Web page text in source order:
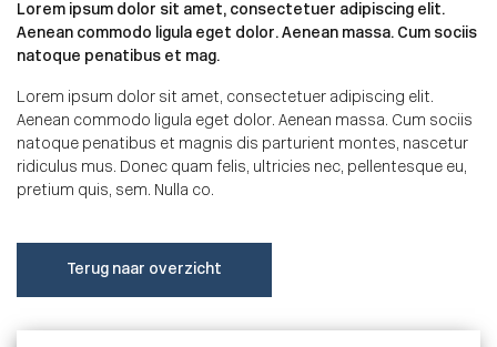
Lorem ipsum dolor sit amet, consectetuer adipiscing elit.
Aenean commodo ligula eget dolor. Aenean massa. Cum sociis
natoque penatibus et mag.
Lorem ipsum dolor sit amet, consectetuer adipiscing elit.
Aenean commodo ligula eget dolor. Aenean massa. Cum sociis
natoque penatibus et magnis dis parturient montes, nascetur
ridiculus mus. Donec quam felis, ultricies nec, pellentesque eu,
pretium quis, sem. Nulla co.
Terug naar overzicht